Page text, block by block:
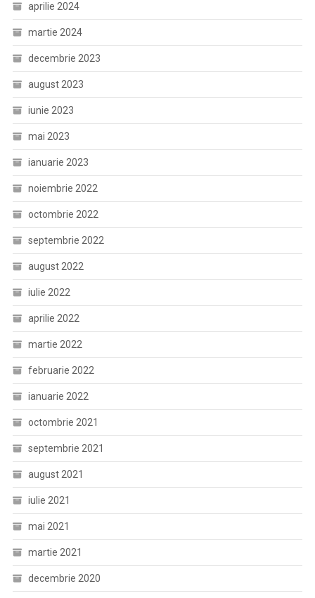
aprilie 2024
martie 2024
decembrie 2023
august 2023
iunie 2023
mai 2023
ianuarie 2023
noiembrie 2022
octombrie 2022
septembrie 2022
august 2022
iulie 2022
aprilie 2022
martie 2022
februarie 2022
ianuarie 2022
octombrie 2021
septembrie 2021
august 2021
iulie 2021
mai 2021
martie 2021
decembrie 2020